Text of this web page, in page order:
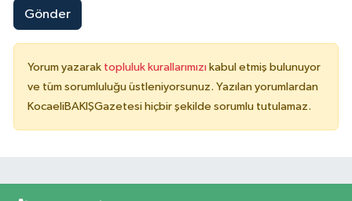
Gönder
Yorum yazarak topluluk kurallarımızı kabul etmiş bulunuyor
ve tüm sorumluluğu üstleniyorsunuz. Yazılan yorumlardan
KocaeliBAKIŞGazetesi hiçbir şekilde sorumlu tutulamaz.